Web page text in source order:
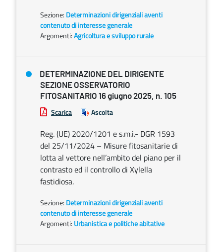
Sezione: Determinazioni dirigenziali aventi
contenuto di interesse generale
Argomenti:Agricoltura e sviluppo rurale
DETERMINAZIONE DEL DIRIGENTE
SEZIONE OSSERVATORIO
FITOSANITARIO 16 giugno 2025, n. 105
Scarica Ascolta
Reg. (UE) 2020/1201 e s.m.i.- DGR 1593
del 25/11/2024 – Misure fitosanitarie di
lotta al vettore nell’ambito del piano per il
contrasto ed il controllo di Xylella
fastidiosa.
Sezione: Determinazioni dirigenziali aventi
contenuto di interesse generale
Argomenti: Urbanistica e politiche abitative